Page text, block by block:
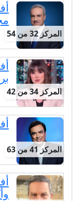
المركز 32 من 54
المركز 34 من 42
المركز 41 من 63